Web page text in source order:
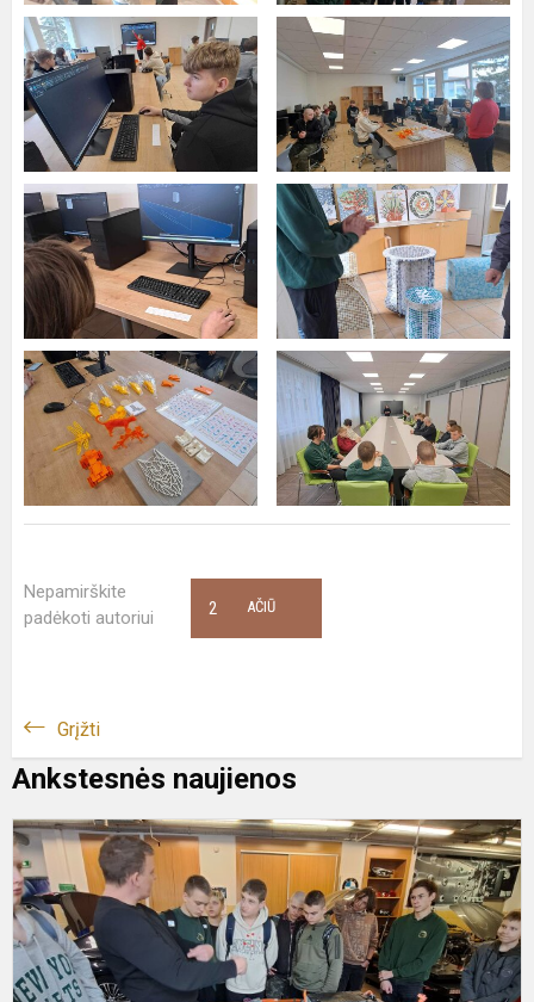
Nepamirškite
padėkoti autoriui
AČIŪ
2
Grįžti
Ankstesnės naujienos